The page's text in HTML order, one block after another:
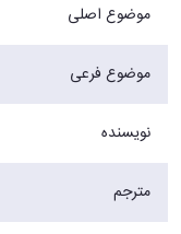
موضوع اصلی
موضوع فرعی
نویسنده
مترجم